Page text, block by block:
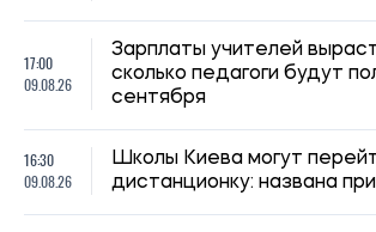
17:00
09.08.26
Зарплаты учителей
сколько педагоги будут
сентября
16:30
09.08.26
Школы Киева могут
дистанционку: названа